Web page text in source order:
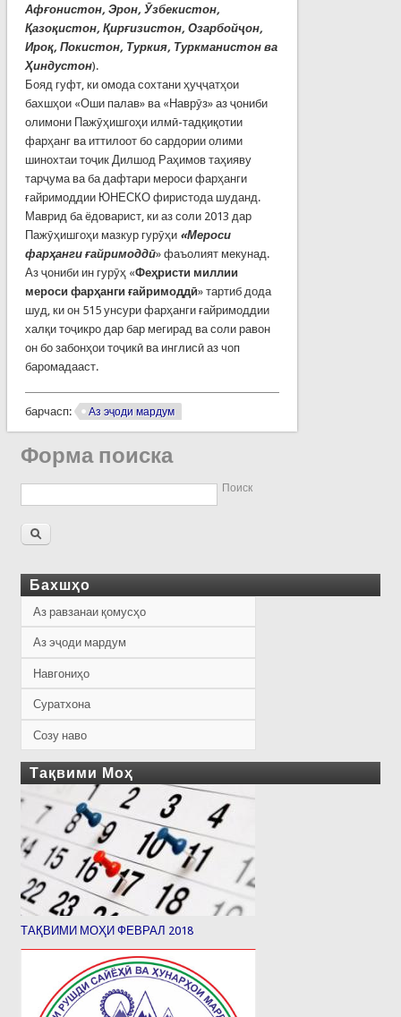
Афғонистон, Эрон, Ӯзбекистон,
Қазоқистон, Қирғизистон, Озарбойҷон,
Ироқ, Покистон, Туркия, Туркманистон ва
Ҳиндустон).
Бояд гуфт, ки омода сохтани ҳуҷҷатҳои
бахшҳои «Оши палав» ва «Наврӯз» аз ҷониби
олимони Пажӯҳишгоҳи илмӣ-тадқиқотии
фарҳанг ва иттилоот бо сардории олими
шинохтаи тоҷик Дилшод Раҳимов таҳияву
тарҷума ва ба дафтари мероси фарҳанги
ғайримоддии ЮНЕСКО фиристода шуданд.
Маврид ба ёдоварист, ки аз соли 2013 дар
Пажӯҳишгоҳи мазкур гурӯҳи «Мероси
фарҳанги ғайримоддӣ» фаъолият мекунад.
Аз ҷониби ин гурӯҳ «Феҳристи миллии
мероси фарҳанги ғайримоддӣ» тартиб дода
шуд, ки он 515 унсури фарҳанги ғайримоддии
халқи тоҷикро дар бар мегирад ва соли равон
он бо забонҳои тоҷикӣ ва инглисӣ аз чоп
баромадааст.
барчасп: Аз эҷоди мардум
Форма поиска
Поиск
Бахшҳо
Аз равзанаи қомусҳо
Аз эҷоди мардум
Навгониҳо
Суратхона
Созу наво
Тақвими Моҳ
ТАҚВИМИ МОҲИ ФЕВРАЛ 2018